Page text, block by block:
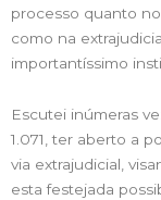
processo quanto
como na
importantíssimo
Escutei inúmeras
1.071, ter aberto a
via extrajudicial,
esta festejada